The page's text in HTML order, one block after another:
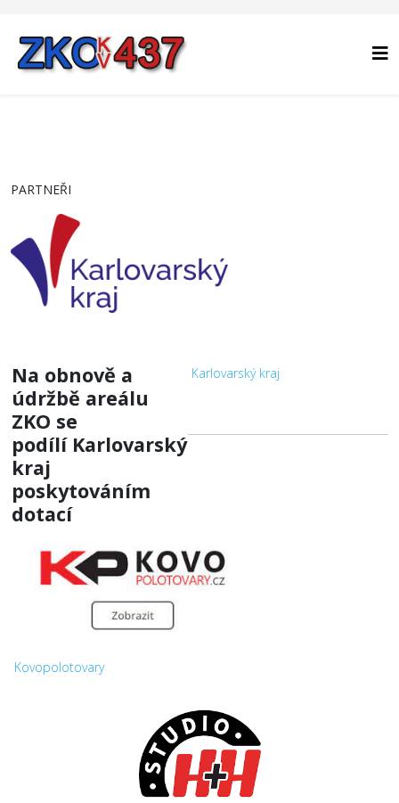
PARTNEŘI
Na obnově a
údržbě areálu
ZKO se
podílí Karlovarský
kraj
poskytováním
dotací
Karlovarský kraj
Kovopolotovary